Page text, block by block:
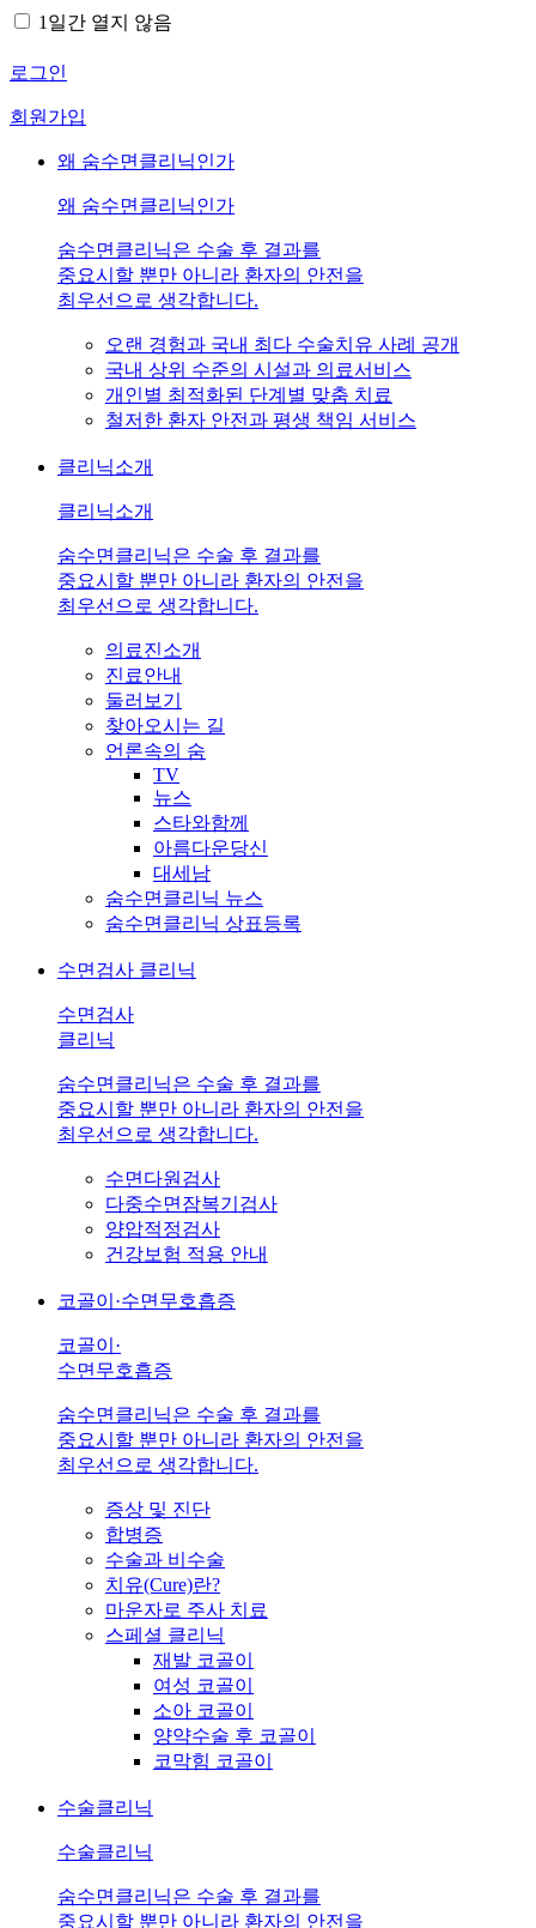
1일간 열지 않음
로그인
회원가입
왜 숨수면클리닉인가
왜 숨수면클리닉인가
숨수면클리닉은 수술 후 결과를
중요시할 뿐만 아니라 환자의 안전을
최우선으로 생각합니다.
오랜 경험과 국내 최다 수술치유 사례 공개
국내 상위 수준의 시설과 의료서비스
개인별 최적화된 단계별 맞춤 치료
철저한 환자 안전과 평생 책임 서비스
클리닉소개
클리닉소개
숨수면클리닉은 수술 후 결과를
중요시할 뿐만 아니라 환자의 안전을
최우선으로 생각합니다.
의료진소개
진료안내
둘러보기
찾아오시는 길
언론속의 숨
TV
뉴스
스타와함께
아름다운당신
대세남
숨수면클리닉 뉴스
숨수면클리닉 상표등록
수면검사 클리닉
수면검사
클리닉
숨수면클리닉은 수술 후 결과를
중요시할 뿐만 아니라 환자의 안전을
최우선으로 생각합니다.
수면다원검사
다중수면잠복기검사
양압적정검사
건강보험 적용 안내
코골이·수면무호흡증
코골이·
수면무호흡증
숨수면클리닉은 수술 후 결과를
중요시할 뿐만 아니라 환자의 안전을
최우선으로 생각합니다.
증상 및 진단
합병증
수술과 비수술
치유(Cure)란?
마운자로 주사 치료
스페셜 클리닉
재발 코골이
여성 코골이
소아 코골이
양약수술 후 코골이
코막힘 코골이
수술클리닉
수술클리닉
숨수면클리닉은 수술 후 결과를
중요시할 뿐만 아니라 환자의 안전을